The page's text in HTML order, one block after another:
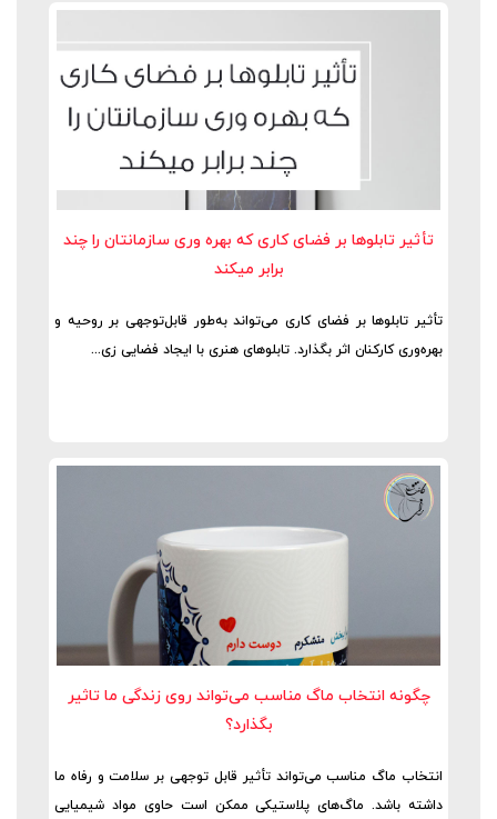
تأثیر تابلوها بر فضای کاری که بهره وری سازمانتان را چند
برابر میکند
تأثیر تابلوها بر فضای کاری می‌تواند به‌طور قابل‌توجهی بر روحیه و
بهره‌وری کارکنان اثر بگذارد. تابلوهای هنری با ایجاد فضایی زی...
چگونه انتخاب ماگ مناسب می‌تواند روی زندگی ما تاثیر
بگذارد؟
انتخاب ماگ مناسب می‌تواند تأثیر قابل توجهی بر سلامت و رفاه ما
داشته باشد. ماگ‌های پلاستیکی ممکن است حاوی مواد شیمیایی